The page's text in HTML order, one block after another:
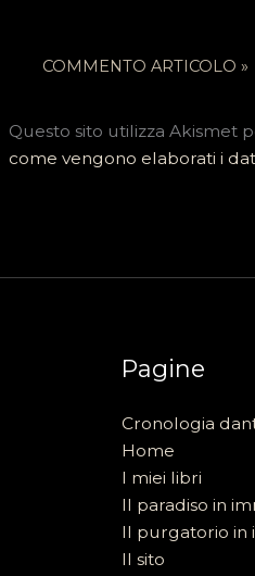
Questo sito utilizza Akismet
come vengono elaborati i
Pagine
Cronologia
Home
I miei libri
Il paradiso in
Il purgatorio in
Il sito